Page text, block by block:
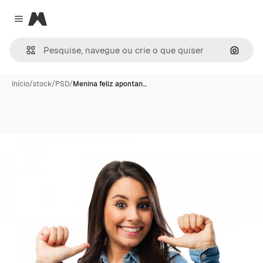
Close menu
Magnific
Início/stock/PSD/Menina feliz apontan…